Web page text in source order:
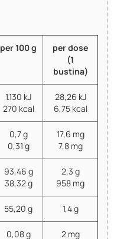
per 100 g
per dose
(1
bustina)
1.130 kJ
270 kcal
28,26 kJ
6,75 kcal
0,7 g
0,31 g
17,6 mg
7,8 mg
93,46 g
38,32 g
2,3 g
958 mg
55,20 g 1,4 g
0,08 g 2 mg